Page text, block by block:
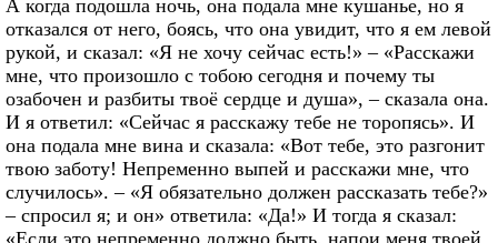
А когда подошла ночь, она подала мне кушанье, но я
отказался от него, боясь, что она увидит, что я ем левой
рукой, и сказал: «Я не хочу сейчас есть!» – «Расскажи
мне, что произошло с тобою сегодня и почему ты
озабочен и разбиты твоё сердце и душа», – сказала она.
И я ответил: «Сейчас я расскажу тебе не торопясь». И
она подала мне вина и сказала: «Вот тебе, это разгонит
твою заботу! Непременно выпей и расскажи мне, что
случилось». – «Я обязательно должен рассказать тебе?»
– спросил я; и он» ответила: «Да!» И тогда я сказал:
«Если это непременно должно быть, напои меня твоей